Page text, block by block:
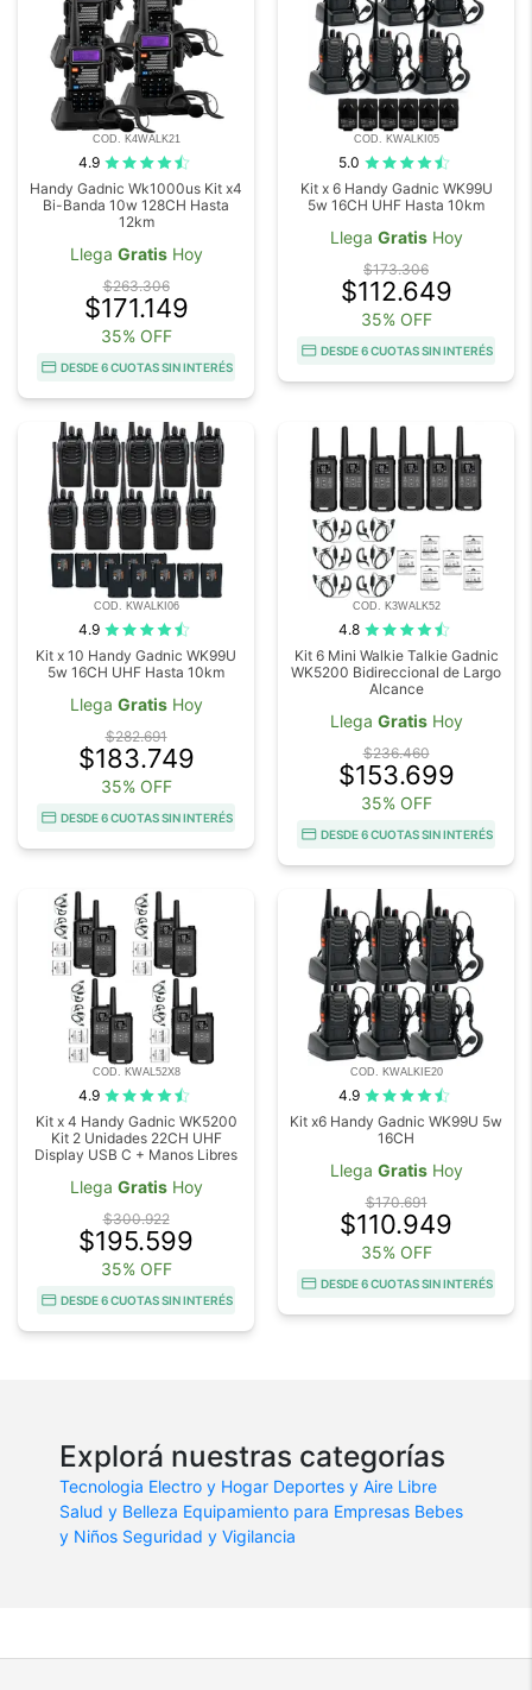
COD. K4WALK21
4.9
Handy Gadnic Wk1000us Kit x4
Bi-Banda 10w 128CH Hasta
12km
Llega GratisHoy
$263.306
$171.149
35% OFF
DESDE 6 CUOTAS SIN INTERÉS
COD. KWALKI05
5.0
Kit x 6 Handy Gadnic WK99U
5w 16CH UHF Hasta 10km
Llega GratisHoy
$173.306
$112.649
35% OFF
DESDE 6 CUOTAS SIN INTERÉS
COD. KWALKI06
4.9
Kit x 10 Handy Gadnic WK99U
5w 16CH UHF Hasta 10km
Llega GratisHoy
$282.691
$183.749
35% OFF
DESDE 6 CUOTAS SIN INTERÉS
COD. K3WALK52
4.8
Kit 6 Mini Walkie Talkie Gadnic
WK5200 Bidireccional de Largo
Alcance
Llega GratisHoy
$236.460
$153.699
35% OFF
DESDE 6 CUOTAS SIN INTERÉS
COD. KWAL52X8
4.9
Kit x 4 Handy Gadnic WK5200
Kit 2 Unidades 22CH UHF
Display USB C + Manos Libres
Llega GratisHoy
$300.922
$195.599
35% OFF
DESDE 6 CUOTAS SIN INTERÉS
COD. KWALKIE20
4.9
Kit x6 Handy Gadnic WK99U 5w
16CH
Llega GratisHoy
$170.691
$110.949
35% OFF
DESDE 6 CUOTAS SIN INTERÉS
Explorá nuestras categorías
Tecnologia Electro y Hogar Deportes y Aire Libre
Salud y Belleza Equipamiento para Empresas Bebes
y Niños Seguridad y Vigilancia